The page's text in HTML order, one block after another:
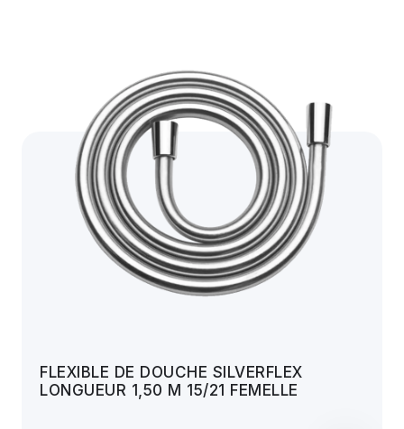
FLEXIBLE DE DOUCHE SILVERFLEX
LONGUEUR 1,50 M 15/21 FEMELLE